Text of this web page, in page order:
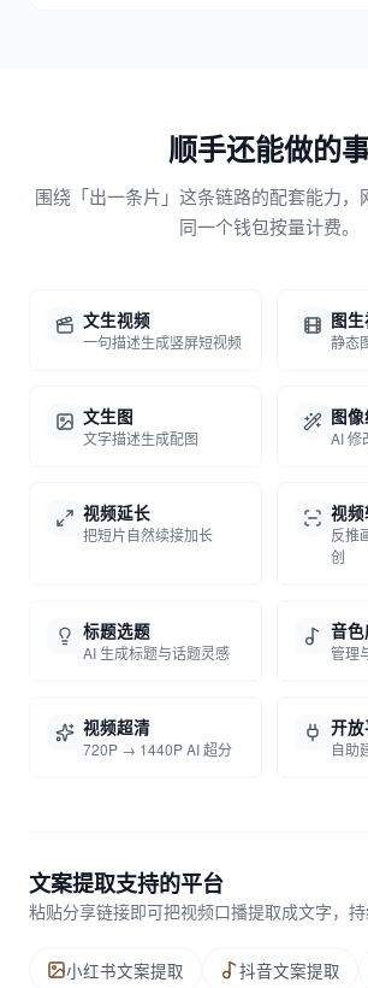
顺手还能做的
围绕「出一条片」这条链路的配套能力，
同一个钱包按量计费。
文生视频
一句描述生成竖屏短视频
图
静态
文生图
文字描述生成配图
图
AI 修
视频延长
把短片自然续接加长
视
反推
创
标题选题
AI 生成标题与话题灵感
音
管理
视频超清
720P → 1440P AI 超分
开
自助
文案提取支持的平台
粘贴分享链接即可把视频口播提取成文字，持
小红书文案提取 抖音文案提取